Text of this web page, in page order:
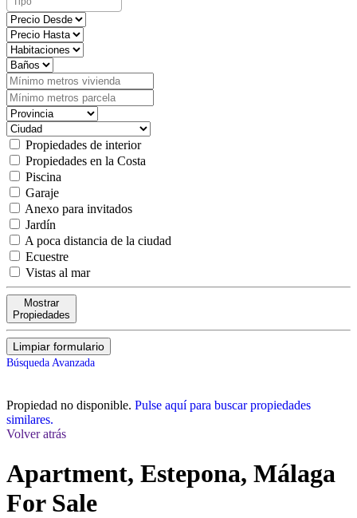
Propiedades de interior
Propiedades en la Costa
Piscina
Garaje
Anexo para invitados
Jardín
A poca distancia de la ciudad
Ecuestre
Vistas al mar
Mostrar
Propiedades
Limpiar formulario
Búsqueda Avanzada
Propiedad no disponible. Pulse aquí para buscar propiedades
similares.
Volver atrás
Apartment, Estepona, Málaga
For Sale